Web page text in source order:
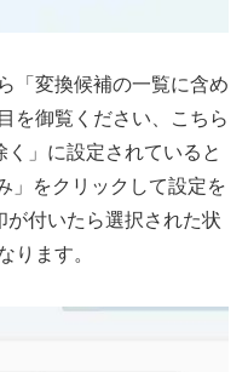
「変換候補の一覧に含め
を御覧ください、こちら
」に設定されていると
」をクリックして設定を
付いたら選択された状
ります。